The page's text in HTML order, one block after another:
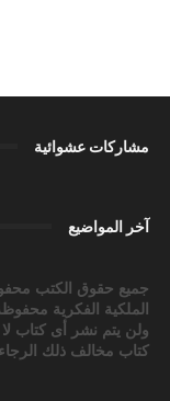
مشاركات عشوائية
آخر المواضيع
جميع حقوق الكتب
الملكية الفكرية
ولن يتم نشر أى كتاب
كتاب مخالف ذلك الرجاء